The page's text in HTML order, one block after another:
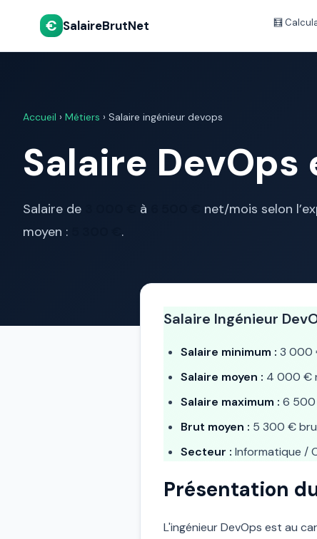
€ SalaireBrutNet 🧮
Accueil › Métiers › Salaire ingénieur devops
Salaire
Salaire de à
net/mois selon
moyen :
.
Salaire Ingénieur
Salaire minimum : 3 000
Salaire moyen : 4 000 €
Salaire maximum : 6
Brut moyen : 5 300 €
Secteur : Informatique /
Présentation
L'ingénieur DevOps est au